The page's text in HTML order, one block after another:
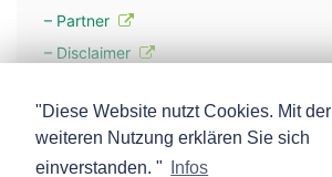
– Partner
– Disclaimer
– Werbung
– Mehr über unsere Experten
"Diese Website nutzt Cookies. Mit der
weiteren Nutzung erklären Sie sich
einverstanden. "
Infos